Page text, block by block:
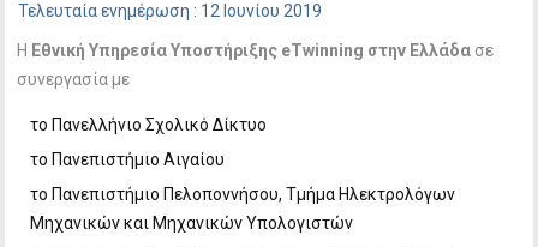
Τελευταία ενημέρωση : 12 Ιουνίου 2019
Η Εθνική Υπηρεσία Υποστήριξης eTwinning στην Ελλάδα σε
συνεργασία με
το Πανελλήνιο Σχολικό Δίκτυο
το Πανεπιστήμιο Αιγαίου
το Πανεπιστήμιο Πελοποννήσου, Τμήμα Ηλεκτρολόγων
Μηχανικών και Μηχανικών Υπολογιστών